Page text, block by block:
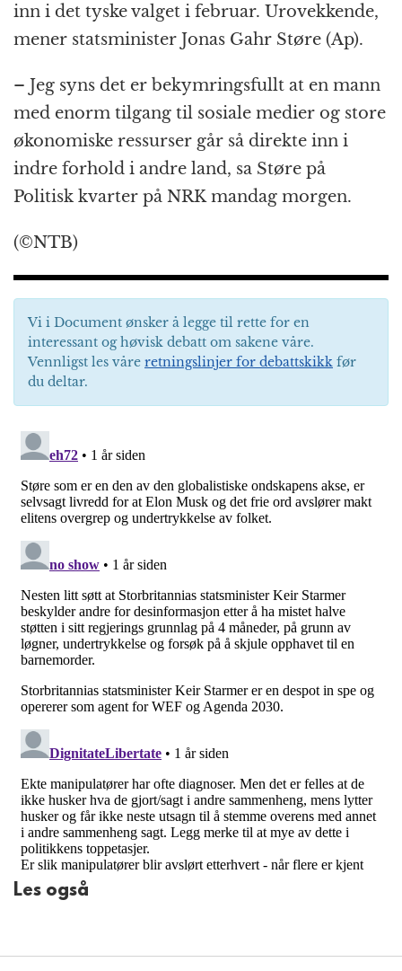
inn i det tyske valget i februar. Urovekkende,
mener statsminister Jonas Gahr Støre (Ap).
– Jeg syns det er bekymringsfullt at en mann
med enorm tilgang til sosiale medier og store
økonomiske ressurser går så direkte inn i
indre forhold i andre land, sa Støre på
Politisk kvarter på NRK mandag morgen.
(©NTB)
Vi i Document ønsker å legge til rette for en
interessant og høvisk debatt om sakene våre.
Vennligst les våre retningslinjer for debattskikk før
du deltar.
Les også